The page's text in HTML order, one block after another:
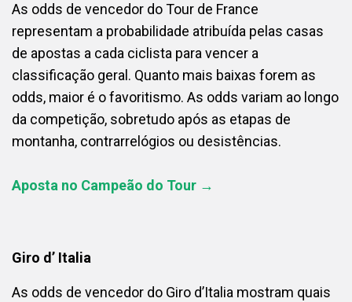
As odds de vencedor do Tour de France
representam a probabilidade atribuída pelas casas
de apostas a cada ciclista para vencer a
classificação geral. Quanto mais baixas forem as
odds, maior é o favoritismo. As odds variam ao longo
da competição, sobretudo após as etapas de
montanha, contrarrelógios ou desistências.
Aposta no Campeão do Tour →
Giro d’ Italia
As odds de vencedor do Giro d’Italia mostram quais